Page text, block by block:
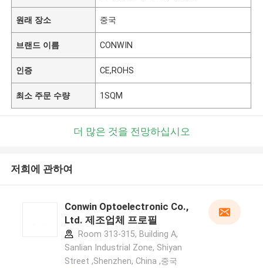
원래 장소 중국
브랜드 이름 CONWIN
인증 CE,ROHS
최소 주문 수량 1SQM
더 많은 것을 전망하십시오
저희에 관하여
Conwin Optoelectronic Co.,
Ltd. 제조업체 프로필
Room 313-315, Building A,
Sanlian Industrial Zone, Shiyan
Street ,Shenzhen, China ,중국